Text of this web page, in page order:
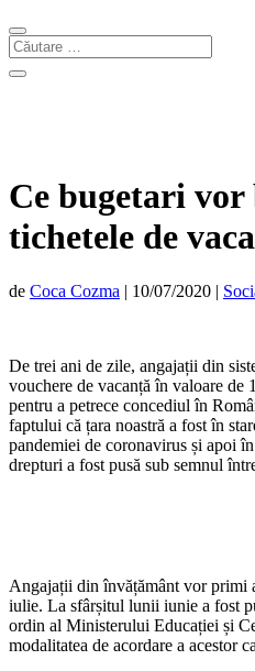
Ce bugetari vor
tichetele de
de Coca Cozma | 10/07/2020 |
De trei ani de zile, angajații din
vouchere de vacanță în valoare de
pentru a petrece concediul în
faptului că țara noastră a fost în
pandemiei de coronavirus și apoi
drepturi a fost pusă sub semnul
Angajații din învățământ vor primi
iulie. La sfârșitul lunii iunie a fost
ordin al Ministerului Educației și
modalitatea de acordare a acestor